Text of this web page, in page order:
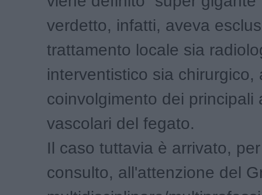
verdetto, infatti, aveva
trattamento locale sia
interventistico sia chirurgico,
coinvolgimento dei principali
vascolari del fegato.
Il caso tuttavia è arrivato,
consulto, all'attenzione del